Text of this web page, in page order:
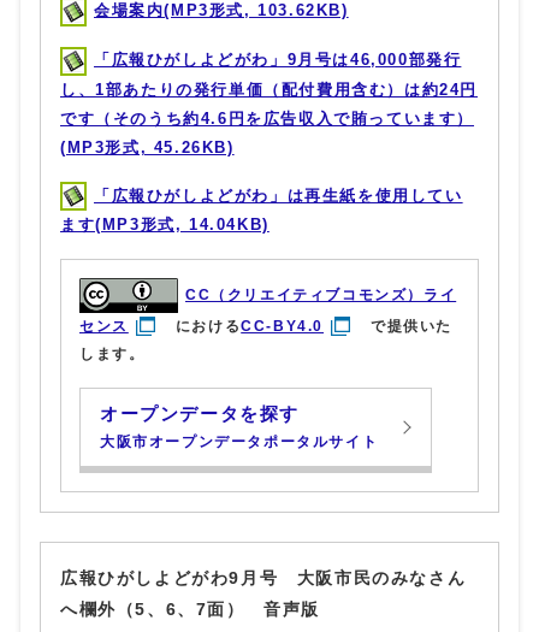
会場案内(MP3形式, 103.62KB)
「広報ひがしよどがわ」9月号は46,000部発行
し、1部あたりの発行単価（配付費用含む）は約24円
です（そのうち約4.6円を広告収入で賄っています）
(MP3形式, 45.26KB)
「広報ひがしよどがわ」は再生紙を使用してい
ます(MP3形式, 14.04KB)
CC（クリエイティブコモンズ）ライ
センス
におけるCC-BY4.0
で提供いた
します。
オープンデータを探す
大阪市オープンデータポータルサイト
広報ひがしよどがわ9月号 大阪市民のみなさん
へ欄外（5、6、7面） 音声版